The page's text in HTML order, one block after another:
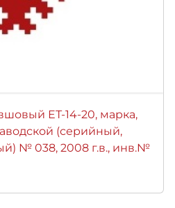
ЕТ-14-20, марка,
(серийный,
№ 038, 2008 г.в., инв.№